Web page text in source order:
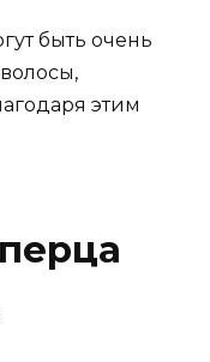
быть очень
этим